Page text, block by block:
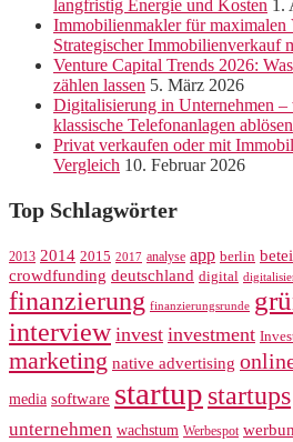
langfristig Energie und Kosten 1.
Immobilienmakler für maximalen
Strategischer Immobilienverkauf
Venture Capital Trends 2026:
zählen lassen 5. März 2026
Digitalisierung in Unternehmen
klassische Telefonanlagen ablösen
Privat verkaufen oder mit
Vergleich 10. Februar 2026
Top Schlagwörter
2013 2014 2015 2017 analyse app berlin
crowdfunding deutschland digital
finanzierung finanzierungsrunde
interview invest investment
marketing native advertising
media software startup startups
unternehmen wachstum Werbespot